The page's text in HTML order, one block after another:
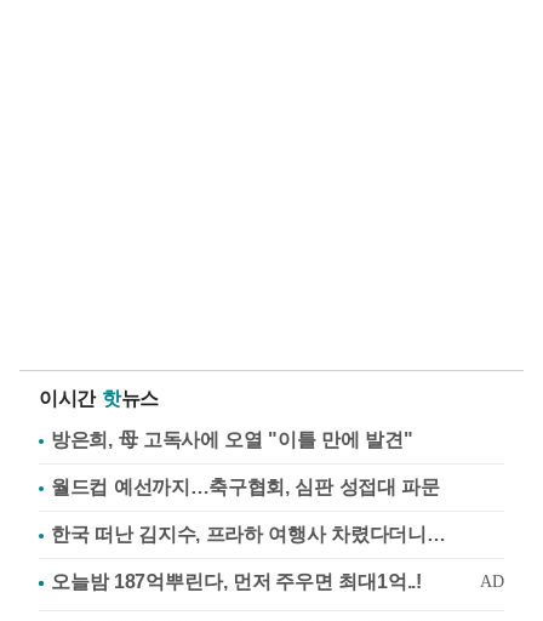
이시간 핫뉴스
방은희, 母 고독사에 오열 "이틀 만에 발견"
월드컵 예선까지…축구협회, 심판 성접대 파문
한국 떠난 김지수, 프라하 여행사 차렸다더니…